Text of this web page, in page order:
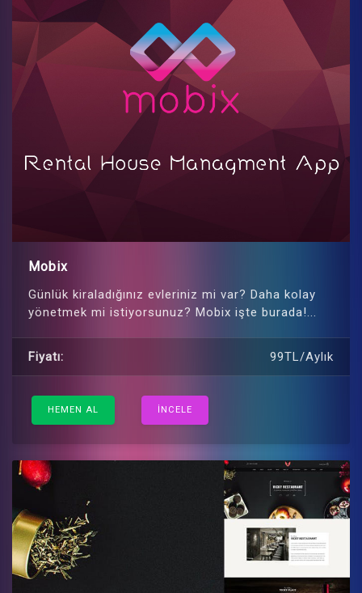
Mobix
Günlük kiraladığınız evleriniz mi var? Daha kolay
yönetmek mi istiyorsunuz? Mobix işte burada!...
Fiyatı: 99TL/Aylık
HEMEN AL İNCELE